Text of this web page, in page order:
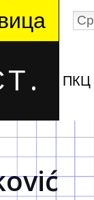
ПКЦ